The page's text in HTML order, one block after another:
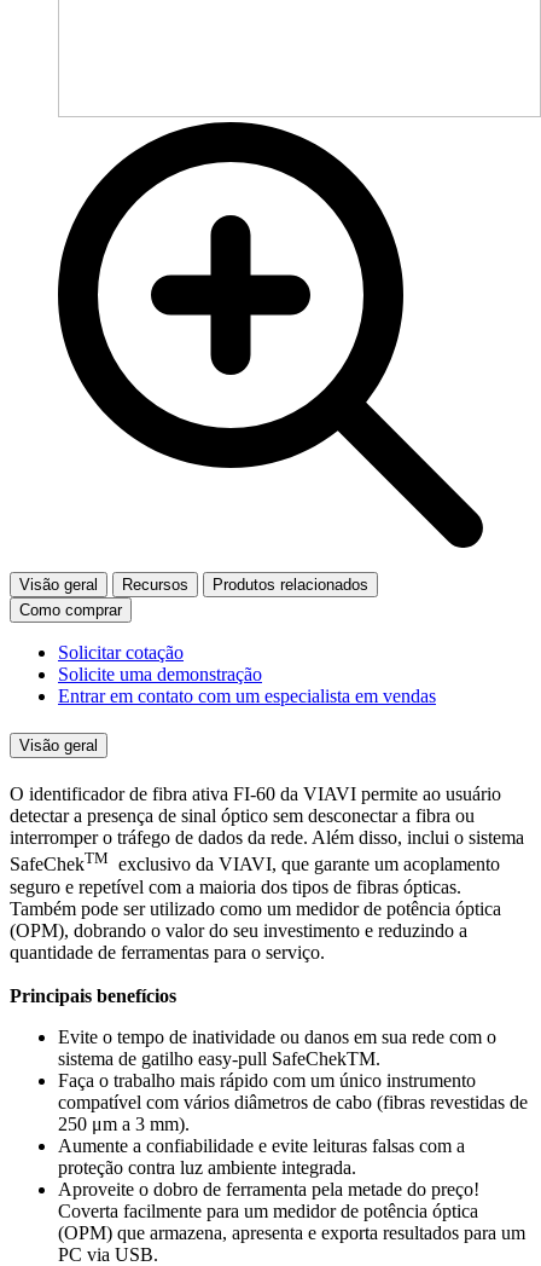
Visão geral Recursos
Produtos relacionados
Como comprar
Solicitar cotação
Solicite uma demonstração
Entrar em contato com um especialista em vendas
Visão geral
O identificador de fibra ativa FI-60 da VIAVI permite ao usuário
detectar a presença de sinal óptico sem desconectar a fibra ou
interromper o tráfego de dados da rede. Além disso, inclui o sistema
SafeChekTM exclusivo da VIAVI, que garante um acoplamento
seguro e repetível com a maioria dos tipos de fibras ópticas.
Também pode ser utilizado como um medidor de potência óptica
(OPM), dobrando o valor do seu investimento e reduzindo a
quantidade de ferramentas para o serviço.
Principais benefícios
Evite o tempo de inatividade ou danos em sua rede com o
sistema de gatilho easy-pull SafeChekTM.
Faça o trabalho mais rápido com um único instrumento
compatível com vários diâmetros de cabo (fibras revestidas de
250 μm a 3 mm).
Aumente a confiabilidade e evite leituras falsas com a
proteção contra luz ambiente integrada.
Aproveite o dobro de ferramenta pela metade do preço!
Coverta facilmente para um medidor de potência óptica
(OPM) que armazena, apresenta e exporta resultados para um
PC via USB.